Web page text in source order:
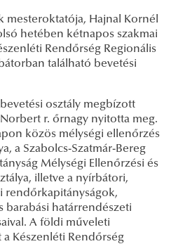
mesteroktatója, Hajnal Kornél
hetében kétnapos szakmai
Rendőrség Regionális
található bevetési
osztály megbízott
r. őrnagy nyitotta meg.
közös mélységi ellenőrzés
a Szabolcs-Szatmár-Bereg
Mélységi Ellenőrzési és
illetve a nyírbátori,
rendőrkapitányságok,
barabási határrendészeti
A földi műveleti
a Készenléti Rendőrség